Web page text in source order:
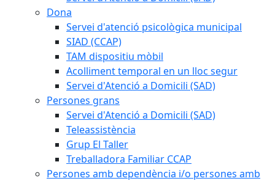
Dona
Servei d'atenció psicològica municipal
SIAD (CCAP)
TAM dispositiu mòbil
Acolliment temporal en un lloc segur
Servei d'Atenció a Domicili (SAD)
Persones grans
Servei d'Atenció a Domicili (SAD)
Teleassistència
Grup El Taller
Treballadora Familiar CCAP
Persones amb dependència i/o persones amb